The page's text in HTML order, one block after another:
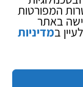
המפורטות
באתר
במדיניות